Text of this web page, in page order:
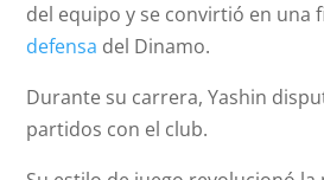
del equipo y se convirtió en una
defensa del Dinamo.
Durante su carrera, Yashin
partidos con el club.